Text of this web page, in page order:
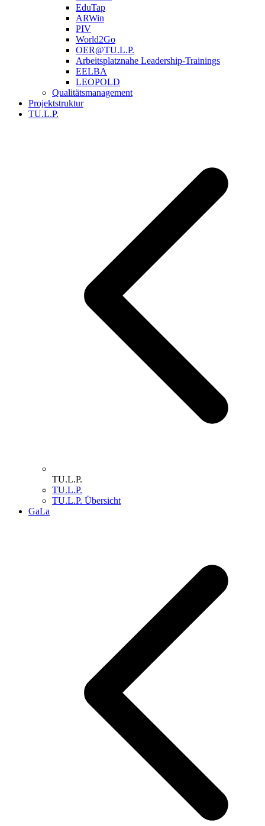
EduTap
ARWin
PIV
World2Go
OER@TU.L.P.
Arbeitsplatznahe Leadership-Trainings
EELBA
LEOPOLD
Qualitätsmanagement
Projektstruktur
TU.L.P.
TU.L.P.
TU.L.P.
TU.L.P. Übersicht
GaLa